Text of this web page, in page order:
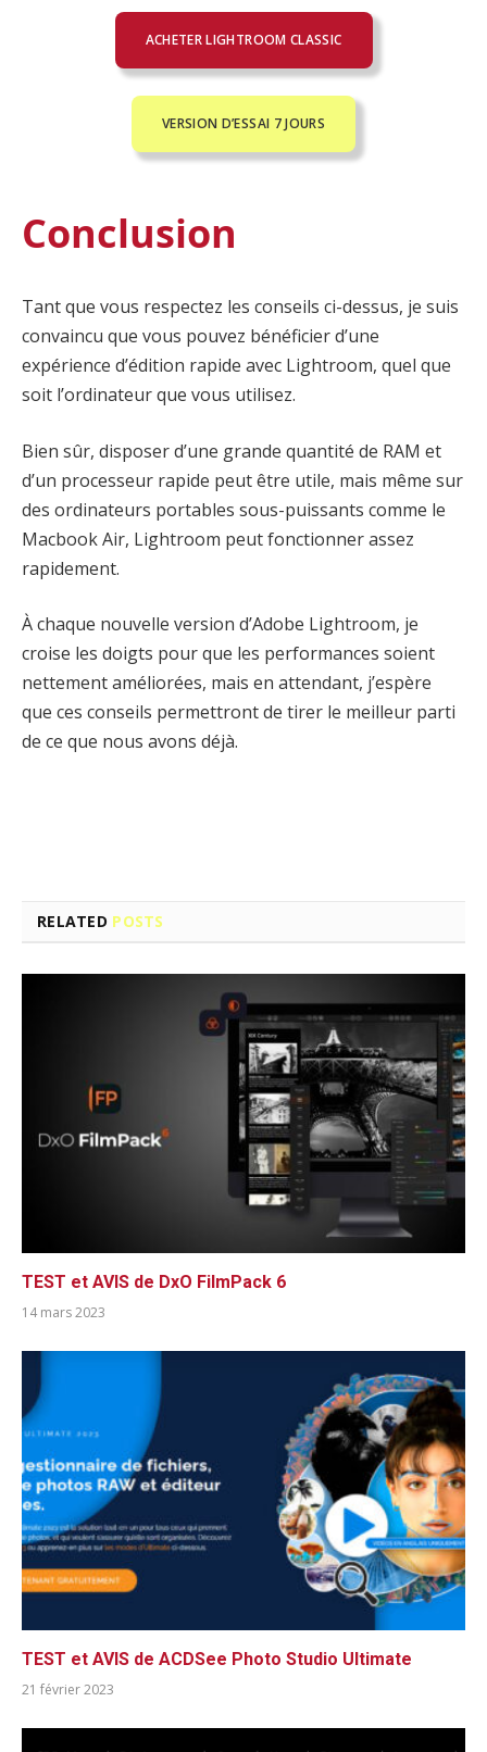
ACHETER LIGHTROOM CLASSIC
VERSION D’ESSAI 7 JOURS
Conclusion
Tant que vous respectez les conseils ci-dessus, je suis
convaincu que vous pouvez bénéficier d’une
expérience d’édition rapide avec Lightroom, quel que
soit l’ordinateur que vous utilisez.
Bien sûr, disposer d’une grande quantité de RAM et
d’un processeur rapide peut être utile, mais même sur
des ordinateurs portables sous-puissants comme le
Macbook Air, Lightroom peut fonctionner assez
rapidement.
À chaque nouvelle version d’Adobe Lightroom, je
croise les doigts pour que les performances soient
nettement améliorées, mais en attendant, j’espère
que ces conseils permettront de tirer le meilleur parti
de ce que nous avons déjà.
RELATED POSTS
TEST et AVIS de DxO FilmPack 6
14 mars 2023
TEST et AVIS de ACDSee Photo Studio Ultimate
21 février 2023